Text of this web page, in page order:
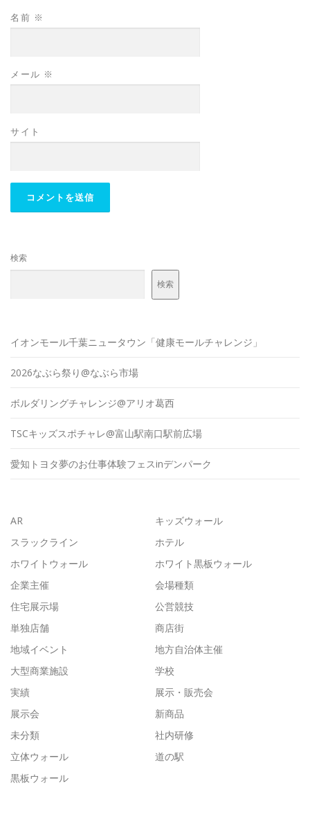
名前 ※
メール ※
サイト
検索
検索
イオンモール千葉ニュータウン「健康モールチャレンジ」
2026なぶら祭り@なぶら市場
ボルダリングチャレンジ@アリオ葛西
TSCキッズスポチャレ@富山駅南口駅前広場
愛知トヨタ夢のお仕事体験フェスinデンパーク
AR
キッズウォール
スラックライン
ホテル
ホワイトウォール
ホワイト黒板ウォール
企業主催
会場種類
住宅展示場
公営競技
単独店舗
商店街
地域イベント
地方自治体主催
大型商業施設
学校
実績
展示・販売会
展示会
新商品
未分類
社内研修
立体ウォール
道の駅
黒板ウォール